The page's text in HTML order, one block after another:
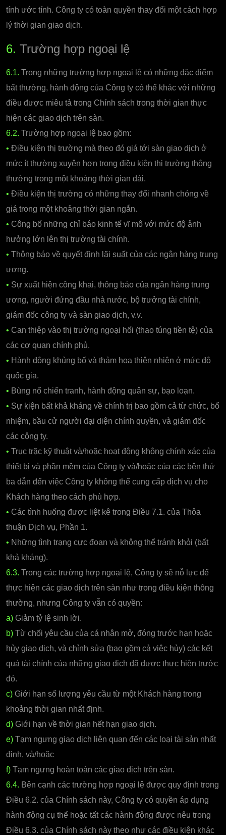
tính ước tính. Công ty có toàn quyền thay đổi một cách hợp
lý thời gian giao dịch.
6. Trường hợp ngoại lệ
6.1. Trong những trường hợp ngoại lệ có những đặc điểm
bất thường, hành động của Công ty có thể khác với những
điều được miêu tả trong Chính sách trong thời gian thực
hiện các giao dịch trên sàn.
6.2. Trường hợp ngoại lệ bao gồm:
• Điều kiện thị trường mà theo đó giá tới sàn giao dịch ở
mức ít thường xuyên hơn trong điều kiện thị trường thông
thường trong một khoảng thời gian dài.
• Điều kiện thị trường có những thay đổi nhanh chóng về
giá trong một khoảng thời gian ngắn.
• Công bố những chỉ báo kinh tế vĩ mô với mức độ ảnh
hưởng lớn lên thị trường tài chính.
• Thông báo về quyết định lãi suất của các ngân hàng trung
ương.
• Sự xuất hiện công khai, thông báo của ngân hàng trung
ương, người đứng đầu nhà nước, bộ trưởng tài chính,
giám đốc công ty và sàn giao dịch, v.v.
• Can thiệp vào thị trường ngoại hối (thao túng tiền tệ) của
các cơ quan chính phủ.
• Hành động khủng bố và thảm họa thiên nhiên ở mức độ
quốc gia.
• Bùng nổ chiến tranh, hành động quân sự, bạo loạn.
• Sự kiện bất khả kháng về chính trị bao gồm cả từ chức, bổ
nhiệm, bầu cử người đại diện chính quyền, và giám đốc
các công ty.
• Trục trặc kỹ thuật và/hoặc hoạt động không chính xác của
thiết bị và phần mềm của Công ty và/hoặc của các bên thứ
ba dẫn đến việc Công ty không thể cung cấp dịch vụ cho
Khách hàng theo cách phù hợp.
• Các tình huống được liệt kê trong Điều 7.1. của Thỏa
thuận Dịch vụ, Phần 1.
• Những tình trạng cực đoan và không thể tránh khỏi (bất
khả kháng).
6.3. Trong các trường hợp ngoại lệ, Công ty sẽ nỗ lực để
thực hiện các giao dịch trên sàn như trong điều kiện thông
thường, nhưng Công ty vẫn có quyền:
a) Giảm tỷ lệ sinh lời.
b) Từ chối yêu cầu của cá nhân mở, đóng trước hạn hoặc
hủy giao dịch, và chỉnh sửa (bao gồm cả việc hủy) các kết
quả tài chính của những giao dịch đã được thực hiện trước
đó.
c) Giới hạn số lượng yêu cầu từ một Khách hàng trong
khoảng thời gian nhất định.
d) Giới hạn về thời gian hết hạn giao dịch.
e) Tạm ngưng giao dịch liên quan đến các loại tài sản nhất
định, và/hoặc
f) Tạm ngưng hoàn toàn các giao dịch trên sàn.
6.4. Bên cạnh các trường hợp ngoại lệ được quy định trong
Điều 6.2. của Chính sách này, Công ty có quyền áp dụng
hành động cụ thể hoặc tất các hành động được nêu trong
Điều 6.3. của Chính sách này theo như các điều kiện khác